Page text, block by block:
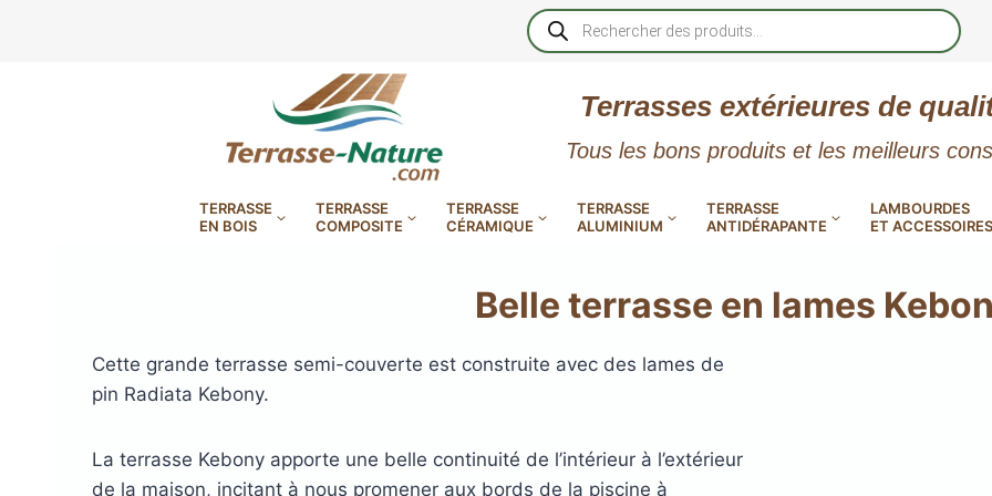
Recherche
de
produits
Terrasses extérieures de
Tous les bons produits et les meilleurs
TERRASSE
EN BOIS
LAMES DE TERRASSE
EN BOIS EXOTIQUE
TERRASSE
COMPOSITE
LAMES DE TERRASSE EN
BOIS COMPOSITE TIMBERTECH
TERRASSE
CÉRAMIQUE
LAMES DE TERRASSE
DURA EN CERAMIQUE
TERRASSE
ALUMINIUM
TERRASSE
ANTIDÉRAPANTE
BANDES ANTIDÉRAPANTES
POUR TERRASSE EN BOIS
LAMBOURDES
ET ACCESSOIRES
LAMBOURDES, VIS
LAMES DE BARDAGE
XTRACLAD À CLAIRE VOIE
LAMES DE BARDAGE
XTRACLAD « CLIN »
Belle terrasse en lames
Cette grande terrasse semi-couverte est construite avec des lames de
pin Radiata Kebony.
La terrasse Kebony apporte une belle continuité de l’intérieur à l’extérieur
de la maison, incitant à nous promener aux bords de la piscine à